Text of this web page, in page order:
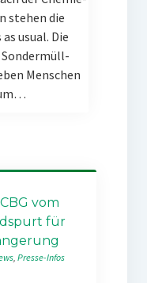
stehen die
usual. Die
Menschen
vom
für
, Presse-Infos